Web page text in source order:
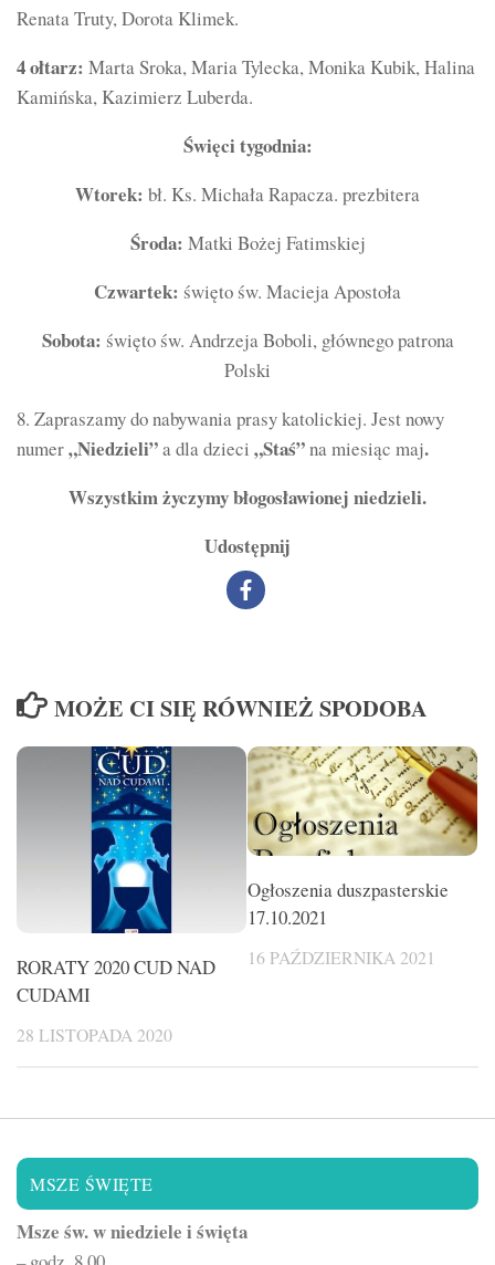
Renata Truty, Dorota Klimek.
4 ołtarz: Marta Sroka, Maria Tylecka, Monika Kubik, Halina
Kamińska, Kazimierz Luberda.
Święci tygodnia:
Wtorek: bł. Ks. Michała Rapacza. prezbitera
Środa: Matki Bożej Fatimskiej
Czwartek: święto św. Macieja Apostoła
Sobota: święto św. Andrzeja Boboli, głównego patrona
Polski
8. Zapraszamy do nabywania prasy katolickiej. Jest nowy
numer„Niedzieli”a dla dzieci „Staś”na miesiąc maj.
Wszystkim życzymy błogosławionej niedzieli.
Udostępnij
MOŻE CI SIĘ RÓWNIEŻ SPODOBA
RORATY 2020 CUD NAD
CUDAMI
28 LISTOPADA 2020
Ogłoszenia duszpasterskie
17.10.2021
16 PAŹDZIERNIKA 2021
MSZE ŚWIĘTE
Msze św. w niedziele i święta